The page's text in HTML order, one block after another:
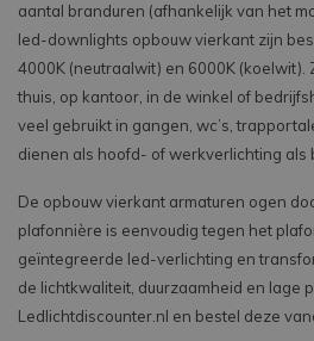
aantal branduren (afhankelijk van het
led-downlights opbouw vierkant zijn
4000K (neutraalwit) en 6000K
thuis, op kantoor, in de winkel of
veel gebruikt in gangen, wc’s,
dienen als hoofd- of werkverlichting als
De opbouw vierkant armaturen ogen
plafonnière is eenvoudig tegen het
geïntegreerde led-verlichting en
de lichtkwaliteit, duurzaamheid en lage
Ledlichtdiscounter.nl en bestel deze